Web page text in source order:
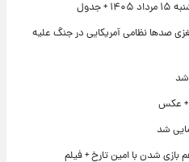
جدول
صدها نظامی آمریکایی در جنگ علیه
شد
+ عکس
شد
بازی شدن با امین تارخ + فیلم